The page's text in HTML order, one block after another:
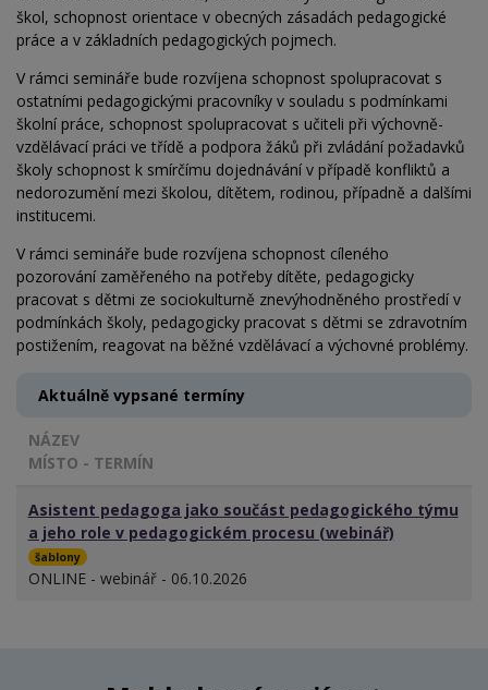
škol, schopnost orientace v obecných zásadách pedagogické
práce a v základních pedagogických pojmech.
V rámci semináře bude rozvíjena schopnost spolupracovat s
ostatními pedagogickými pracovníky v souladu s podmínkami
školní práce, schopnost spolupracovat s učiteli při výchovně-
vzdělávací práci ve třídě a podpora žáků při zvládání požadavků
školy schopnost k smírčímu dojednávání v případě konfliktů a
nedorozumění mezi školou, dítětem, rodinou, případně a dalšími
institucemi.
V rámci semináře bude rozvíjena schopnost cíleného
pozorování zaměřeného na potřeby dítěte, pedagogicky
pracovat s dětmi ze sociokulturně znevýhodněného prostředí v
podmínkách školy, pedagogicky pracovat s dětmi se zdravotním
postižením, reagovat na běžné vzdělávací a výchovné problémy.
Aktuálně vypsané termíny
NÁZEV
MÍSTO - TERMÍN
Asistent pedagoga jako součást pedagogického týmu
a jeho role v pedagogickém procesu (webinář)
šablony
ONLINE - webinář - 06.10.2026